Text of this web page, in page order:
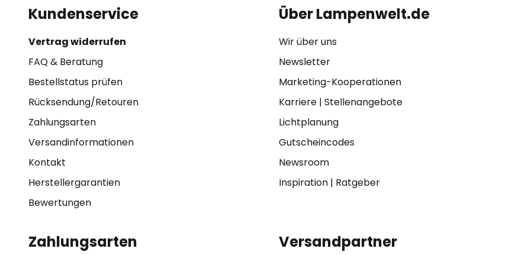
Kundenservice
Vertrag widerrufen
FAQ & Beratung
Bestellstatus prüfen
Rücksendung/Retouren
Zahlungsarten
Versandinformationen
Kontakt
Herstellergarantien
Bewertungen
Über Lampenwelt.de
Wir über uns
Newsletter
Marketing-Kooperationen
Karriere| Stellenangebote
Lichtplanung
Gutscheincodes
Newsroom
Inspiration| Ratgeber
Zahlungsarten Versandpartner